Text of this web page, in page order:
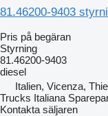
81.46200-9403
Pris på begäran
Styrning
81.46200-9403
diesel
Italien, Vicenza,
Trucks Italiana
Kontakta säljaren